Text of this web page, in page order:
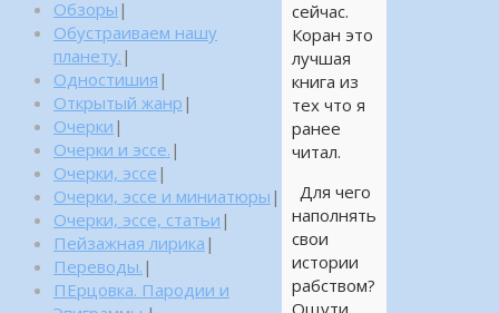
сейчас.
Коран это
лучшая
книга из
тех что я
ранее
читал.
Для чего
наполнять
свои
истории
рабством?
Обзоры |
Обустраиваем нашу
планету. |
Одностишия |
Открытый жанр |
Очерки |
Очерки и эссе. |
Очерки, эссе |
Очерки, эссе и миниатюры |
Очерки, эссе, статьи |
Пейзажная лирика |
Переводы. |
ПЕрцовка. Пародии и